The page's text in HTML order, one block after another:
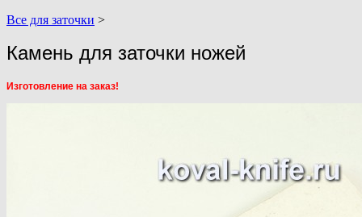
Все для заточки >
Камень для заточки ножей
Изготовление на заказ!